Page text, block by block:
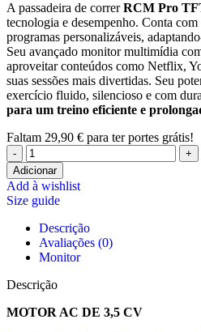
era:
3490,00 €.
é:
2790,00 €.
A passadeira de correrRCM Pro
tecnologia e desempenho. Conta
programas personalizáveis,
Seu avançado monitor multimídia
aproveitar conteúdos como Netflix,
suas sessões mais divertidas. Seu
exercício fluido, silencioso e com
para um treino eficiente e
Faltam 29,90 € para ter portes grátis!
Quantidade
de
BH
fitness
RCM
PRO
Adicionar
Add à wishlist
Size guide
Descrição
Avaliações (0)
Monitor
Descrição
MOTOR AC DE 3,5 CV